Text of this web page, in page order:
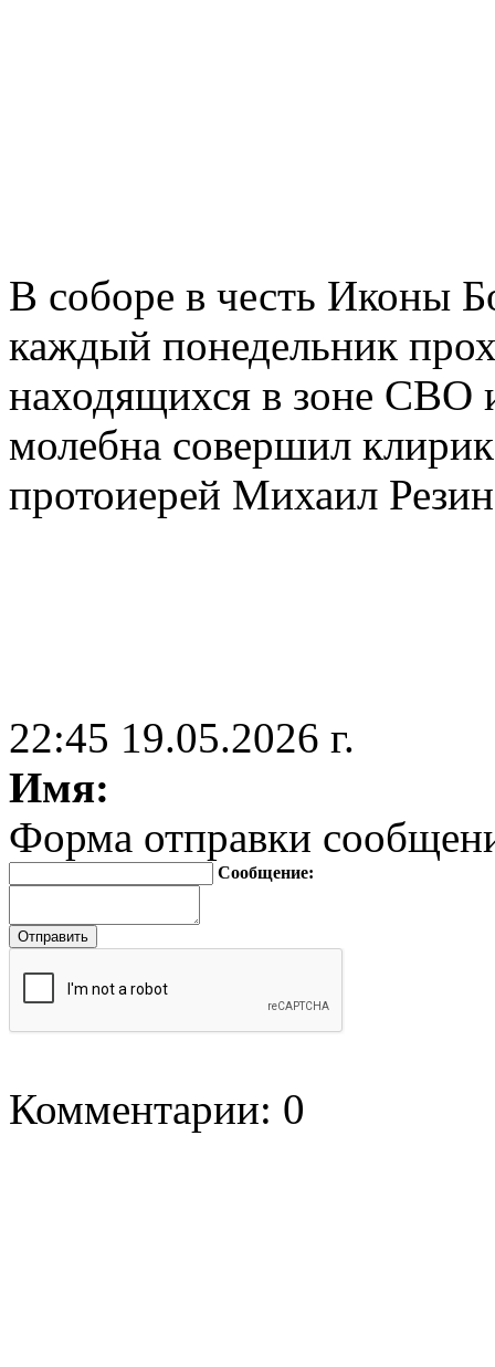
В соборе в честь Иконы
каждый понедельник
находящихся в зоне СВО
молебна совершил
протоиерей Михаил Резин
22:45 19.05.2026 г.
Имя:
Форма отправки
Сообщение:
Комментарии: 0